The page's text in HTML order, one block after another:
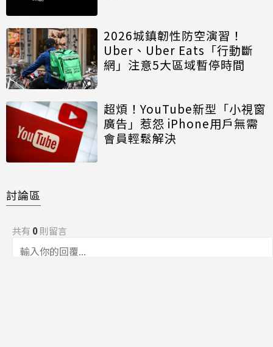
2026城鎮韌性防空演習！
Uber、Uber Eats「行動斷
網」注意5大區域暫停時間
超煩！YouTube新型「小視窗
廣告」惹怨 iPhone用戶無需
會員輕鬆解決
討論區
共有 0則留言